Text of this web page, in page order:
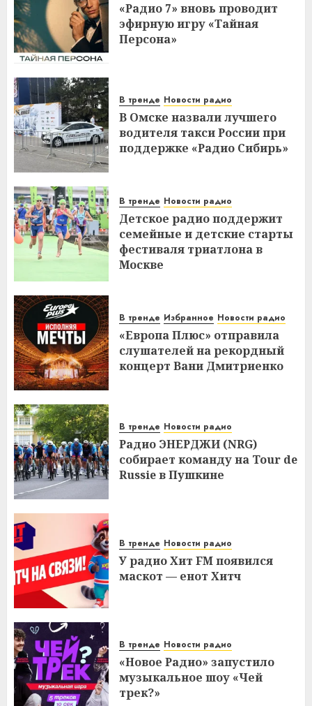
«Радио 7» вновь проводит
эфирную игру «Тайная
Персона»
В тренде Новости радио
В Омске назвали лучшего
водителя такси России при
поддержке «Радио Сибирь»
В тренде Новости радио
Детское радио поддержит
семейные и детские старты
фестиваля триатлона в
Москве
В тренде Избранное Новости радио
«Европа Плюс» отправила
слушателей на рекордный
концерт Вани Дмитриенко
В тренде Новости радио
Радио ЭНЕРДЖИ (NRG)
собирает команду на Tour de
Russie в Пушкине
В тренде Новости радио
У радио Хит FM появился
маскот — енот Хитч
В тренде Новости радио
«Новое Радио» запустило
музыкальное шоу «Чей
трек?»